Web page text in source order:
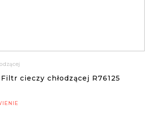
cieczy chłodzącej R76125